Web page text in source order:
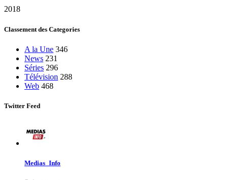
2018
Classement des Categories
A la Une 346
News 231
Séries 296
Télévision 288
Web 468
Twitter Feed
Medias_Info